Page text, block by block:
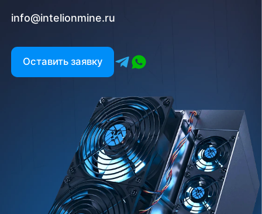
info@intelionmine.ru
Оставить заявку